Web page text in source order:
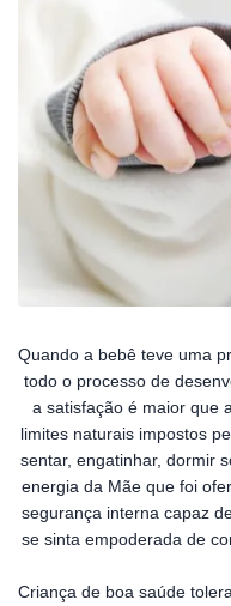
Quando a bebê teve uma
todo o processo de
a satisfação é maior que
limites naturais impostos
sentar, engatinhar, dormir
energia da Mãe que foi
segurança interna capaz
se sinta empoderada de
Criança de boa saúde